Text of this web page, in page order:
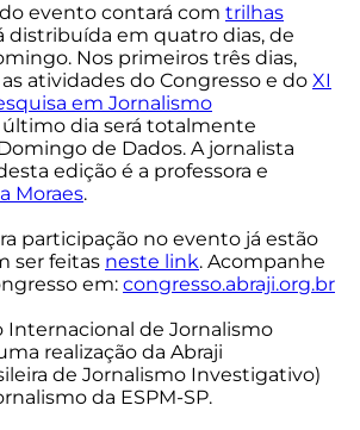
evento contará com trilhas
distribuída em quatro dias, de
Nos primeiros três dias,
atividades do Congresso e do XI
em Jornalismo
último dia será totalmente
de Dados. A jornalista
edição é a professora e
Moraes.
participação no evento já estão
ser feitas neste link. Acompanhe
em: congresso.abraji.org.br
Internacional de Jornalismo
realização da Abraji
de Jornalismo Investigativo)
da ESPM-SP.